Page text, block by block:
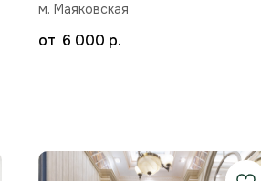
м. Маяковская
6 000 р.